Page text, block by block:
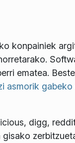
konpainiek
ematea.
asmorik
digg,